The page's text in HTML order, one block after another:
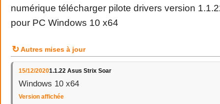
numérique télécharger pilote drivers version
pour PC Windows 10 x64
↻ Autres mises à jour
15/12/20201.1.22 Asus Strix Soar
Windows 10 x64
Version affichée